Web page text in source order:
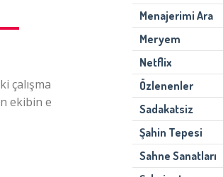
çalışma
ekibin e
Menajerimi Ara
Meryem
Netflix
Özlenenler
Sadakatsiz
Şahin Tepesi
Sahne Sanatları